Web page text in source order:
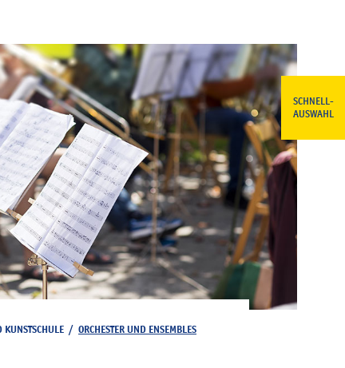
SCHNELL-
AUSWAHL
/ ORCHESTER UND ENSEMBLES